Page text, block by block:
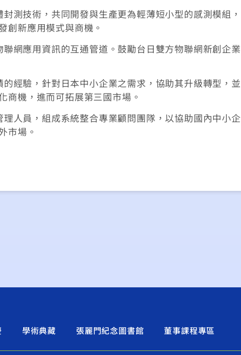
測技術，共同開發與生產更為輕薄短小型的感測模組，
創新應用模式與商機。
網應用資訊的互通管道。鼓勵台日雙方物聯網新創企業
經驗，針對日本中小企業之需求，協助其升級轉型，並
商機，進而可拓展第三國市場。
人員，組成系統整合專業顧問團隊，以協助國內中小企
市場。
學術典藏 張麗門紀念圖書館 董事課程專區